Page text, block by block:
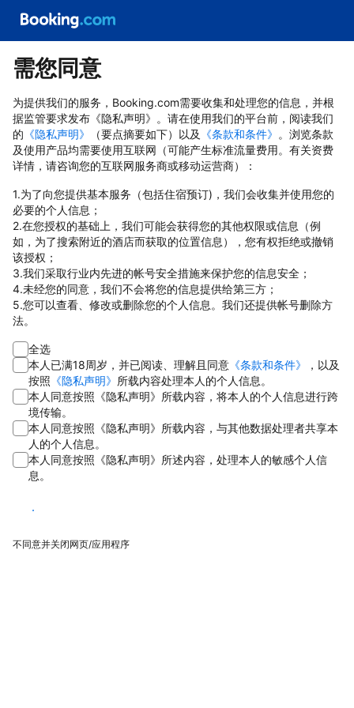
需您同意
为提供我们的服务，Booking.com需要收集和处理您的信息，并根
据监管要求发布《隐私声明》。请在使用我们的平台前，阅读我们
的 《隐私声明》 （要点摘要如下）以及 《条款和条件》 。浏览条款
及使用产品均需要使用互联网（可能产生标准流量费用。有关资费
详情，请咨询您的互联网服务商或移动运营商）：
1.为了向您提供基本服务（包括住宿预订)，我们会收集并使用您的
必要的个人信息；
2.在您授权的基础上，我们可能会获得您的其他权限或信息（例
如，为了搜索附近的酒店而获取的位置信息），您有权拒绝或撤销
该授权；
3.我们采取行业内先进的帐号安全措施来保护您的信息安全；
4.未经您的同意，我们不会将您的信息提供给第三方；
5.您可以查看、修改或删除您的个人信息。我们还提供帐号删除方
法。
全选
本人已满18周岁，并已阅读、理解且同意 《条款和条件》
，以及
按照 《隐私声明》 所载内容处理本人的个人信息。
本人同意按照《隐私声明》所载内容，将本人的个人信息进行跨
境传输。
本人同意按照《隐私声明》所载内容，与其他数据处理者共享本
人的个人信息。
本人同意按照《隐私声明》所述内容，处理本人的敏感个人信
息。
同意
不同意并关闭网页/应用程序